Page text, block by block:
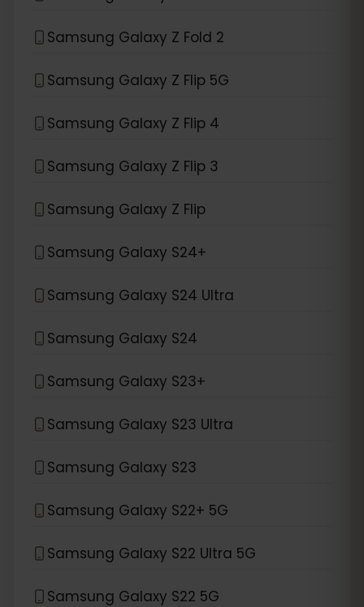
Samsung Galaxy Z Fold 2
Samsung Galaxy Z Flip 5G
Samsung Galaxy Z Flip 4
Samsung Galaxy Z Flip 3
Samsung Galaxy Z Flip
Samsung Galaxy S24+
Samsung Galaxy S24 Ultra
Samsung Galaxy S24
Samsung Galaxy S23+
Samsung Galaxy S23 Ultra
Samsung Galaxy S23
Samsung Galaxy S22+ 5G
Samsung Galaxy S22 Ultra 5G
Samsung Galaxy S22 5G